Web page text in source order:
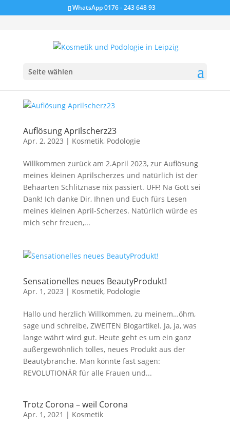
WhatsApp 0176 - 243 648 93
Seite wählen
Auflösung Aprilscherz23
Apr. 2, 2023 | Kosmetik, Podologie
Willkommen zurück am 2.April 2023, zur Auflösung
meines kleinen Aprilscherzes und natürlich ist der
Behaarten Schlitznase nix passiert. UFF! Na Gott sei
Dank! Ich danke Dir, Ihnen und Euch fürs Lesen
meines kleinen April-Scherzes. Natürlich würde es
mich sehr freuen,...
Sensationelles neues BeautyProdukt!
Apr. 1, 2023 | Kosmetik, Podologie
Hallo und herzlich Willkommen, zu meinem…öhm,
sage und schreibe, ZWEITEN Blogartikel. Ja, ja, was
lange währt wird gut. Heute geht es um ein ganz
außergewöhnlich tolles, neues Produkt aus der
Beautybranche. Man könnte fast sagen:
REVOLUTIONÄR für alle Frauen und...
Trotz Corona – weil Corona
Apr. 1, 2021 | Kosmetik